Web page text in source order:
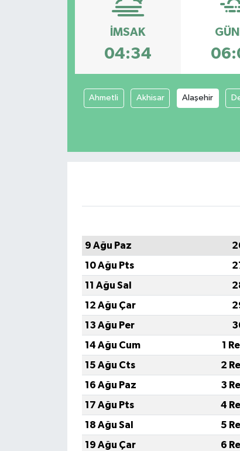
İMSAK
04:34
Ahmetli Akhisar Alaşehir
9 Ağu Paz
10 Ağu Pts
11 Ağu Sal
12 Ağu Çar
13 Ağu Per
14 Ağu Cum
1
15 Ağu Cts
2
16 Ağu Paz
3
17 Ağu Pts
4
18 Ağu Sal
5
19 Ağu Çar
6
PROJELER İNGİLİZCE